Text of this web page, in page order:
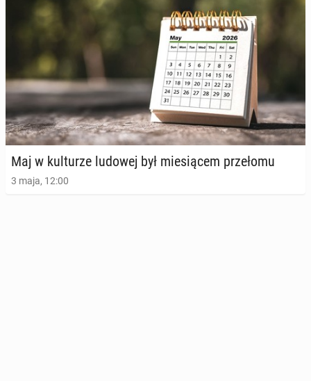
Maj w kul­tu­rze ludowej był mie­sią­cem prze­ło­mu
3 maja, 12:00